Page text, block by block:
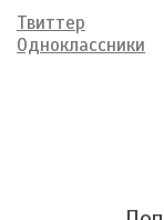
Твиттер
Одноклассники